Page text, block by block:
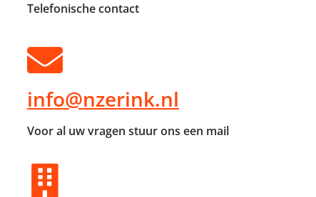
Telefonische contact
info@nzerink.nl
Voor al uw vragen stuur ons een mail